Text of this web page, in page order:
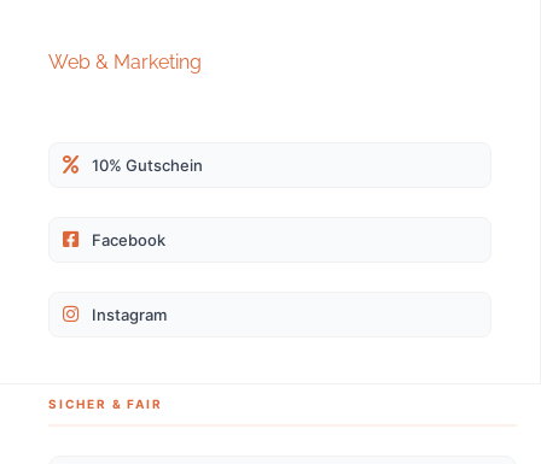
Web & Marketing
10% Gutschein
Facebook
Instagram
SICHER & FAIR
wûrde 5 Sterne verdienen. Warum ich nur 3
eine 22 kg schwere Pudelpointer Hündin die
wurde mir empfohlen das Geschirr jetzt zum
einzelnes problem da mein Hund halt diesen